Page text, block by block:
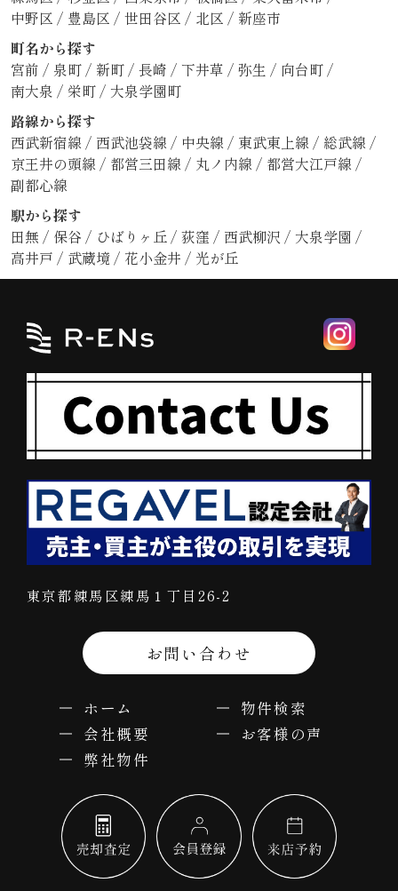
中野区 / 豊島区 / 世田谷区 / 北区 / 新座市
町名から探す
宮前 / 泉町/ 新町/ 長崎 / 下井草 / 弥生 / 向台町/
南大泉 / 栄町/ 大泉学園町
路線から探す
西武新宿線/ 西武池袋線/ 中央線/ 東武東上線/ 総武線/
京王井の頭線/ 都営三田線/ 丸ノ内線/ 都営大江戸線/
副都心線
駅から探す
田無 / 保谷 / ひばりヶ丘/ 荻窪 / 西武柳沢 / 大泉学園 /
高井戸 / 武蔵境/ 花小金井 / 光が丘
東京都練馬区練馬１丁目26-2
お問い合わせ
ホーム
物件検索
会社概要
お客様の声
弊社物件